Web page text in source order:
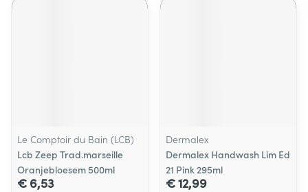
Le Comptoir du Bain (LCB)
Lcb Zeep Trad.marseille
Oranjebloesem 500ml
€ 6,53
Dermalex
Dermalex Handwash Lim Ed
21 Pink 295ml
€ 12,99